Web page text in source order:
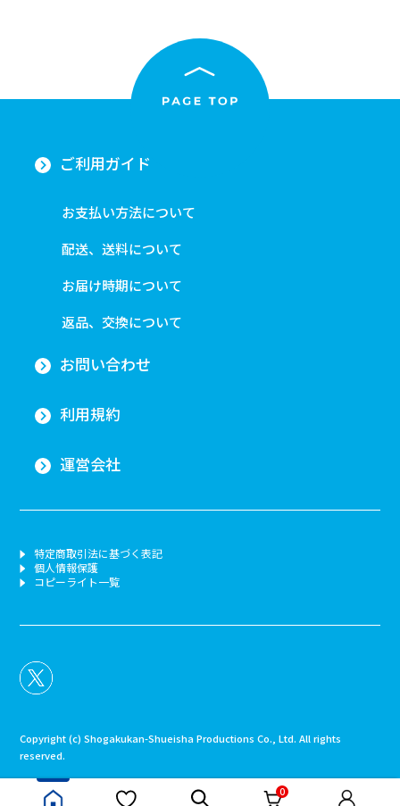
ご利用ガイド
お支払い方法について
配送、送料について
お届け時期について
返品、交換について
お問い合わせ
利用規約
運営会社
特定商取引法に基づく表記
個人情報保護
コピーライト一覧
Copyright (c) Shogakukan-Shueisha Productions Co., Ltd. All rights
reserved.
0